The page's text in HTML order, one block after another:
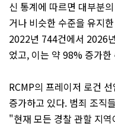
신 통계에 따르면 대부분
거나 비슷한 수준을 유지
2022년 744건에서 2026
었고, 이는 약 98% 증가한
RCMP의 프레이저 로건
증가하고 있다. 범죄 조직
"현재 모든 경찰 관할 지